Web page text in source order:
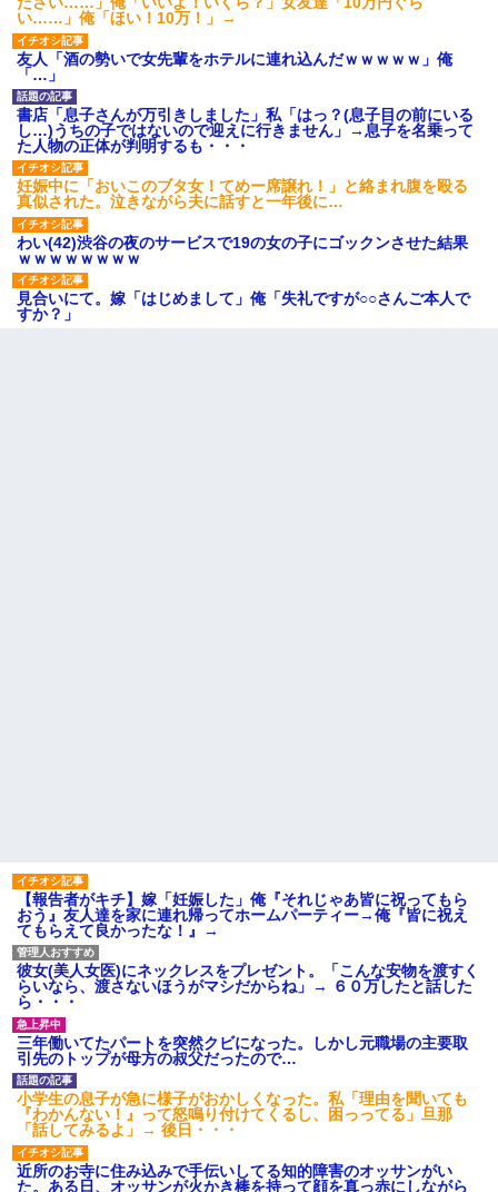
い……」俺「ほい！10万！」→
友人「酒の勢いで女先輩をホテルに連れ込んだｗｗｗｗｗ」俺
「…」
書店「息子さんが万引きしました」私「はっ？(息子目の前にいる
し…)うちの子ではないので迎えに行きません」→息子を名乗って
た人物の正体が判明するも・・・
妊娠中に「おいこのブタ女！てめー席譲れ！」と絡まれ腹を殴る
真似された。泣きながら夫に話すと一年後に…
わい(42)渋谷の夜のサービスで19の女の子にゴックンさせた結果
ｗｗｗｗｗｗｗｗ
見合いにて。嫁「はじめまして」俺「失礼ですが○○さんご本人で
すか？」
【報告者がキチ】嫁「妊娠した」俺『それじゃあ皆に祝ってもら
おう』友人達を家に連れ帰ってホームパーティー→俺『皆に祝え
てもらえて良かったな！』→
彼女(美人女医)にネックレスをプレゼント。「こんな安物を渡すく
らいなら、渡さないほうがマシだからね」→ ６０万したと話した
ら・・・
三年働いてたパートを突然クビになった。しかし元職場の主要取
引先のトップが母方の叔父だったので…
小学生の息子が急に様子がおかしくなった。私「理由を聞いても
『わかんない！』って怒鳴り付けてくるし、困っってる」旦那
「話してみるよ」→ 後日・・・
近所のお寺に住み込みで手伝いしてる知的障害のオッサンがい
た。ある日、オッサンが火かき棒を持って顔を真っ赤にしながら